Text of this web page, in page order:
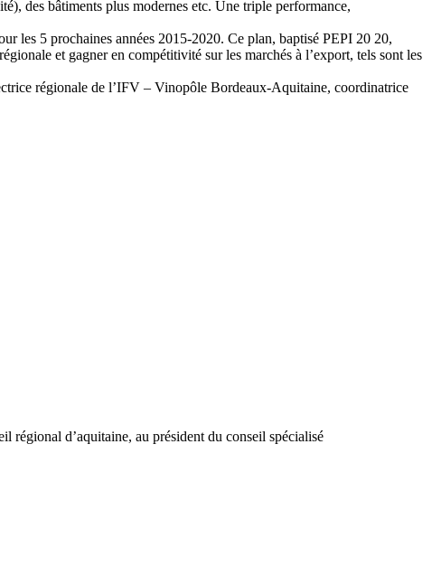
des bâtiments plus modernes etc. Une triple performance,
les 5 prochaines années 2015-2020. Ce plan, baptisé PEPI 20 20,
et gagner en compétitivité sur les marchés à l’export, tels sont les
régionale de l’IFV – Vinopôle Bordeaux-Aquitaine, coordinatrice
régional d’aquitaine, au président du conseil spécialisé